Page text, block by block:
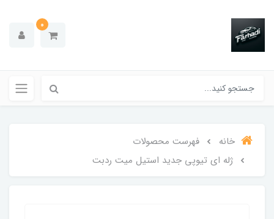
0
خانه
فهرست محصولات
ژله ای تیوپی جدید استیل میت ردبت